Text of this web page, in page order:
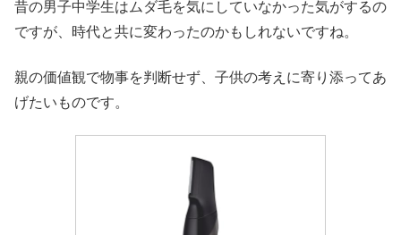
昔の男子中学生はムダ毛を気にしていなかった気がするの
ですが、時代と共に変わったのかもしれないですね。
親の価値観で物事を判断せず、子供の考えに寄り添ってあ
げたいものです。